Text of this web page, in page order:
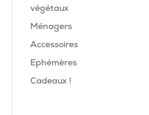
végétaux
Ménagers
Accessoires
Ephémères
Cadeaux !